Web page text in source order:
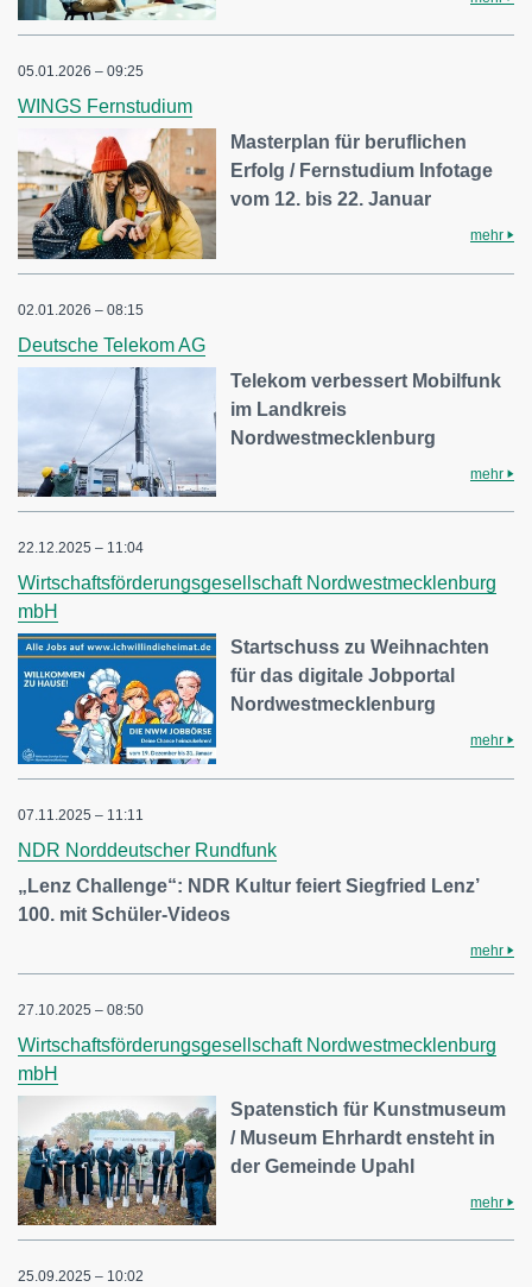
05.01.2026 – 09:25
WINGS Fernstudium
Masterplan für beruflichen
Erfolg / Fernstudium Infotage
vom 12. bis 22. Januar
mehr
02.01.2026 – 08:15
Deutsche Telekom AG
Telekom verbessert Mobilfunk
im Landkreis
Nordwestmecklenburg
mehr
22.12.2025 – 11:04
Wirtschaftsförderungsgesellschaft Nordwestmecklenburg
mbH
Startschuss zu Weihnachten
für das digitale Jobportal
Nordwestmecklenburg
mehr
07.11.2025 – 11:11
NDR Norddeutscher Rundfunk
„Lenz Challenge“: NDR Kultur feiert Siegfried Lenz’
100. mit Schüler-Videos
mehr
27.10.2025 – 08:50
Wirtschaftsförderungsgesellschaft Nordwestmecklenburg
mbH
Spatenstich für Kunstmuseum
/ Museum Ehrhardt ensteht in
der Gemeinde Upahl
mehr
25.09.2025 – 10:02